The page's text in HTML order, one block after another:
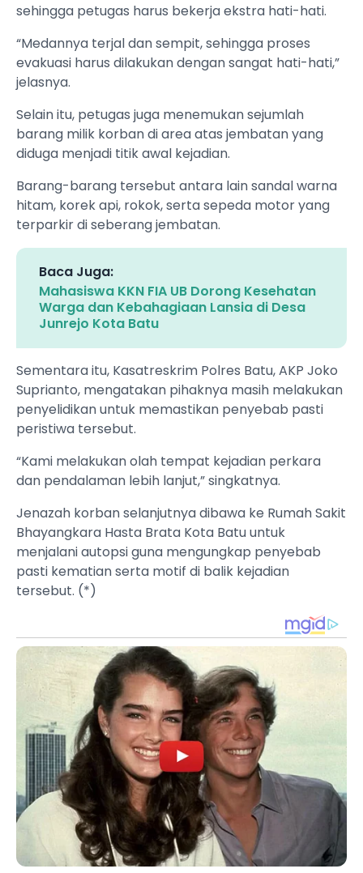
sehingga petugas harus bekerja ekstra hati-hati.
“Medannya terjal dan sempit, sehingga proses
evakuasi harus dilakukan dengan sangat hati-hati,”
jelasnya.
Selain itu, petugas juga menemukan sejumlah
barang milik korban di area atas jembatan yang
diduga menjadi titik awal kejadian.
Barang-barang tersebut antara lain sandal warna
hitam, korek api, rokok, serta sepeda motor yang
terparkir di seberang jembatan.
Baca Juga:
Mahasiswa KKN FIA UB Dorong Kesehatan
Warga dan Kebahagiaan Lansia di Desa
Junrejo Kota Batu
Sementara itu, Kasatreskrim Polres Batu, AKP Joko
Suprianto, mengatakan pihaknya masih melakukan
penyelidikan untuk memastikan penyebab pasti
peristiwa tersebut.
“Kami melakukan olah tempat kejadian perkara
dan pendalaman lebih lanjut,” singkatnya.
Jenazah korban selanjutnya dibawa ke Rumah Sakit
Bhayangkara Hasta Brata Kota Batu untuk
menjalani autopsi guna mengungkap penyebab
pasti kematian serta motif di balik kejadian
tersebut. (*)